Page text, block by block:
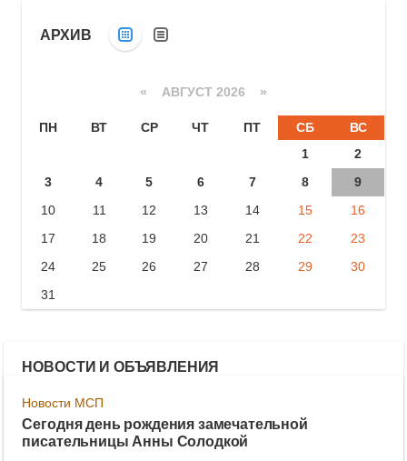
АРХИВ
« АВГУСТ 2026 »
ПН ВТ СР ЧТ ПТ СБ
ВС
1
2
3
4 5 6 7 8
9
10
11 12 13 14 15
16
17
18 19 20 21 22
23
24
25 26 27 28 29
30
31
НОВОСТИ И ОБЪЯВЛЕНИЯ
Новости МСП
Сегодня день рождения замечательной
писательницы Анны Солодкой